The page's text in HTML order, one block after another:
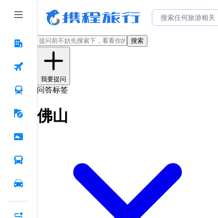
搜索
我要提问
问答标签
佛山